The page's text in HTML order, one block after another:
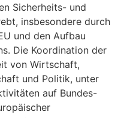
Sicherheits- und
insbesondere durch
und den Aufbau
Die Koordination der
von Wirtschaft,
und Politik, unter
auf Bundes-